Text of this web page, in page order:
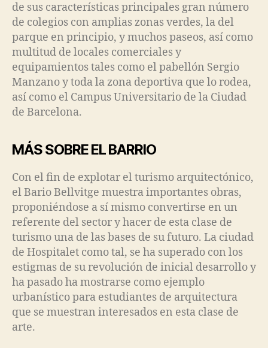
de sus características principales gran número
de colegios con amplias zonas verdes, la del
parque en principio, y muchos paseos, así como
multitud de locales comerciales y
equipamientos tales como el pabellón Sergio
Manzano y toda la zona deportiva que lo rodea,
así como el Campus Universitario de la Ciudad
de Barcelona.
MÁS SOBRE EL BARRIO
Con el fin de explotar el turismo arquitectónico,
el Bario Bellvitge muestra importantes obras,
proponiéndose a sí mismo convertirse en un
referente del sector y hacer de esta clase de
turismo una de las bases de su futuro. La ciudad
de Hospitalet como tal, se ha superado con los
estigmas de su revolución de inicial desarrollo y
ha pasado ha mostrarse como ejemplo
urbanístico para estudiantes de arquitectura
que se muestran interesados en esta clase de
arte.